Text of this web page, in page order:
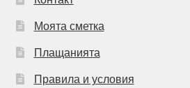
Моята сметка
Плащанията
Правила и условия